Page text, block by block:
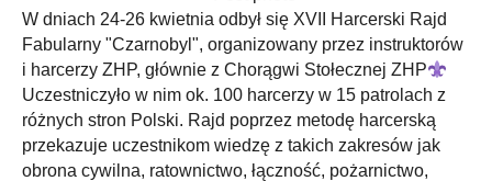
W dniach 24-26 kwietnia odbył się XVII Harcerski Rajd
Fabularny "Czarnobyl", organizowany przez instruktorów
i harcerzy ZHP, głównie z Chorągwi Stołecznej ZHP
Uczestniczyło w nim ok. 100 harcerzy w 15 patrolach z
różnych stron Polski. Rajd poprzez metodę harcerską
przekazuje uczestnikom wiedzę z takich zakresów jak
obrona cywilna, ratownictwo, łączność, pożarnictwo,